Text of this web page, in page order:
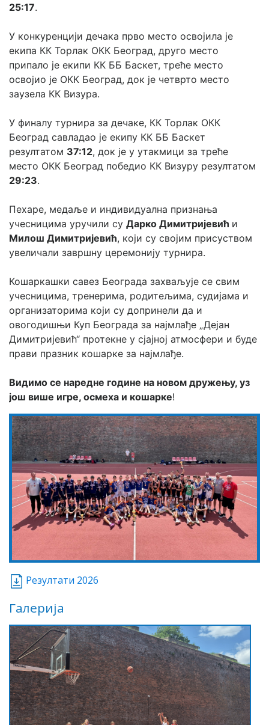
25:17.
У конкуренцији дечака прво место освојила је
екипа КК Торлак ОКК Београд, друго место
припало је екипи КК ББ Баскет, треће место
освојио је ОКК Београд, док је четврто место
заузела КК Визура.
У финалу турнира за дечаке, КК Торлак ОКК
Београд савладао је екипу КК ББ Баскет
резултатом 37:12, док је у утакмици за треће
29:23.
Пехаре, медаље и индивидуална признања
учесницима уручили су Дарко Димитријевић
Милош Димитријевић, који су својим присуством
увеличали завршну церемонију турнира.
Кошаркашки савез Београда захваљује се свим
учесницима, тренерима, родитељима, судијама и
организаторима који су допринели да и
овогодишњи Куп Београда за најмлађе „Дејан
Димитријевић“ протекне у сјајној атмосфери и буде
прави празник кошарке за најмлађе.
Видимо се наредне године на новом дружењу, уз
још више игре, осмеха и кошарке!
Резултати 2026
Галерија